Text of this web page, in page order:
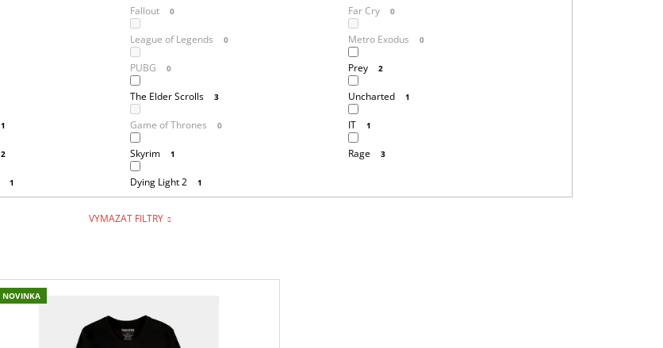
Fallout 0 Far Cry 0
League of Legends 0 Metro Exodus 0
PUBG 0 Prey 2
The Elder Scrolls 3 Uncharted 1
1 Game of Thrones 0 IT 1
2 Skyrim 1 Rage 3
1 Dying Light 2 1
VYMAZAT FILTRY
NOVINKA